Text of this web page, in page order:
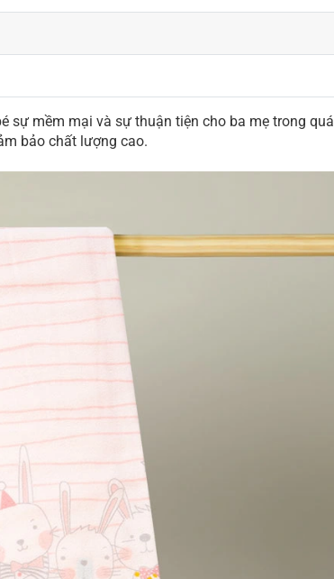
sự mềm mại và sự thuận tiện cho ba mẹ trong quá
bảo chất lượng cao.